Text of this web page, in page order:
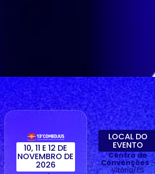
10, 11 E 12 DE
NOVEMBRO DE
2026
LOCAL DO
EVENTO
Centro de
Convenções-
Vitória/ES